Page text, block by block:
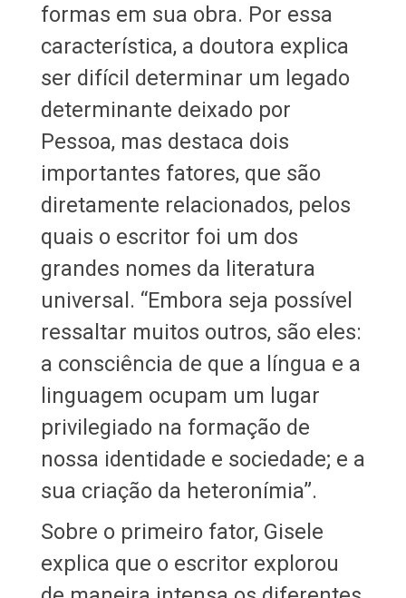
formas em sua obra. Por essa
característica, a doutora explica
ser difícil determinar um legado
determinante deixado por
Pessoa, mas destaca dois
importantes fatores, que são
diretamente relacionados, pelos
quais o escritor foi um dos
grandes nomes da literatura
universal. “Embora seja possível
ressaltar muitos outros, são eles:
a consciência de que a língua e a
linguagem ocupam um lugar
privilegiado na formação de
nossa identidade e sociedade; e a
sua criação da heteronímia”.
Sobre o primeiro fator, Gisele
explica que o escritor explorou